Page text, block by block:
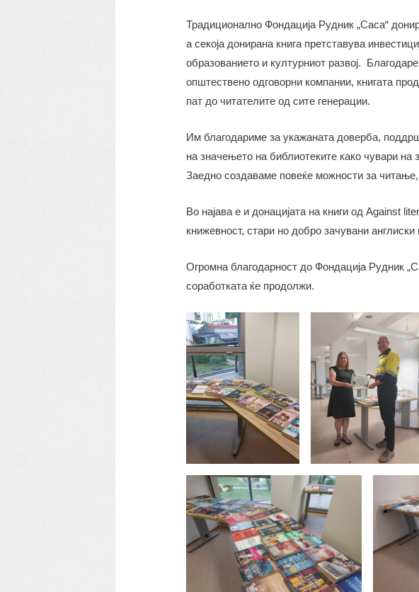
Традиционално Фондација Рудник „Саса“
а секоја донирана книга претставува
образованието и културниот развој.
општествено одговорни компании, книгата
пат до читателите од сите генерации.
Им благодариме за укажаната доверба,
на значењето на библиотеките како чувари на
Заедно создаваме повеќе можности за
Во најава е и донацијата на книги од Against
книжевност, стари но добро зачувани англиски
Огромна благодарност до Фондација Рудник
соработката ќе продолжи.